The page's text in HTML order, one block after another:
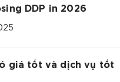
DDP in 2026
giá tốt và dịch vụ tốt